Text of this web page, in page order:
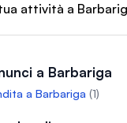
attività a
a Barbariga
a Barbariga (1)